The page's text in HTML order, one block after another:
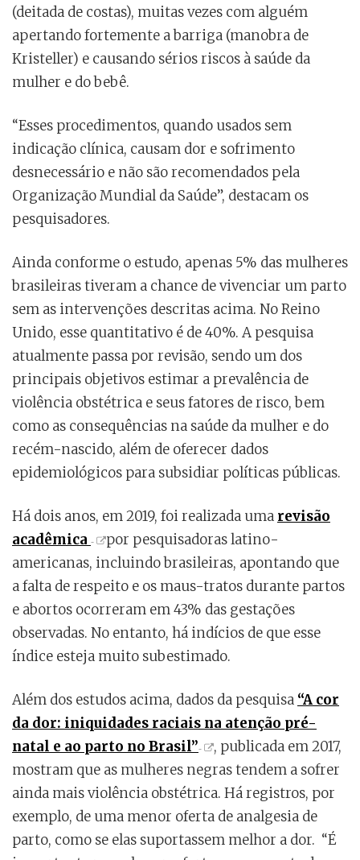
(deitada de costas), muitas vezes com alguém
apertando fortemente a barriga (manobra de
Kristeller) e causando sérios riscos à saúde da
mulher e do bebê.
“Esses procedimentos, quando usados sem
indicação clínica, causam dor e sofrimento
desnecessário e não são recomendados pela
Organização Mundial da Saúde”, destacam os
pesquisadores.
Ainda conforme o estudo, apenas 5% das mulheres
brasileiras tiveram a chance de vivenciar um parto
sem as intervenções descritas acima. No Reino
Unido, esse quantitativo é de 40%. A pesquisa
atualmente passa por revisão, sendo um dos
principais objetivos estimar a prevalência de
violência obstétrica e seus fatores de risco, bem
como as consequências na saúde da mulher e do
recém-nascido, além de oferecer dados
epidemiológicos para subsidiar políticas públicas.
Há dois anos, em 2019, foi realizada uma revisão
acadêmica
por pesquisadoras latino-
americanas, incluindo brasileiras, apontando que
a falta de respeito e os maus-tratos durante partos
e abortos ocorreram em 43% das gestações
observadas. No entanto, há indícios de que esse
índice esteja muito subestimado.
Além dos estudos acima, dados da pesquisa “A cor
da dor: iniquidades raciais na atenção pré-
natal e ao parto no Brasil”
, publicada em 2017,
mostram que as mulheres negras tendem a sofrer
ainda mais violência obstétrica. Há registros, por
exemplo, de uma menor oferta de analgesia de
parto, como se elas suportassem melhor a dor. “É